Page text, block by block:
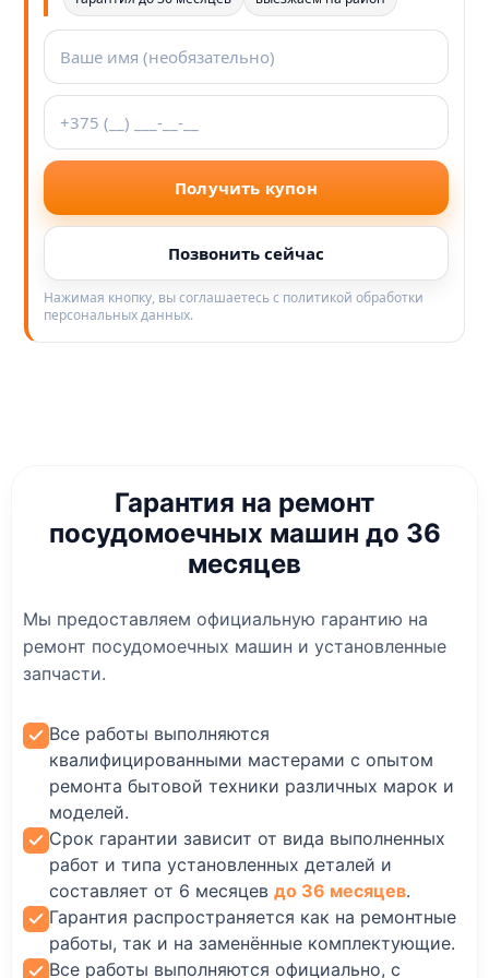
Получить купон
Позвонить сейчас
Нажимая кнопку, вы соглашаетесь с политикой обработки
персональных данных.
Гарантия на ремонт
посудомоечных машин до 36
месяцев
Мы предоставляем официальную гарантию на
ремонт посудомоечных машин и установленные
запчасти.
Все работы выполняются
квалифицированными мастерами с опытом
ремонта бытовой техники различных марок и
моделей.
Срок гарантии зависит от вида выполненных
работ и типа установленных деталей и
составляет от 6 месяцев до 36 месяцев.
Гарантия распространяется как на ремонтные
работы, так и на заменённые комплектующие.
Все работы выполняются официально, с